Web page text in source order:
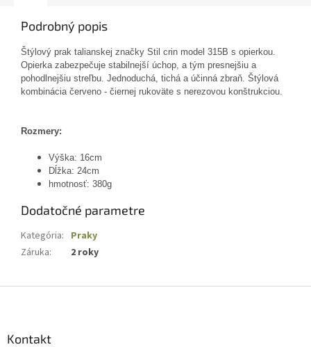
Podrobný popis
Štýlový prak talianskej značky Stil crin model 315B s opierkou.
Opierka zabezpečuje stabilnejší úchop, a tým presnejšiu a
pohodlnejšiu streľbu. Jednoduchá, tichá a účinná zbraň. Štýlová
kombinácia červeno - čiernej rukoväte s nerezovou konštrukciou.
Rozmery:
Výška: 16cm
Dĺžka: 24cm
hmotnosť: 380g
Dodatočné parametre
Kategória: Praky
Záruka: 2 roky
Kontakt